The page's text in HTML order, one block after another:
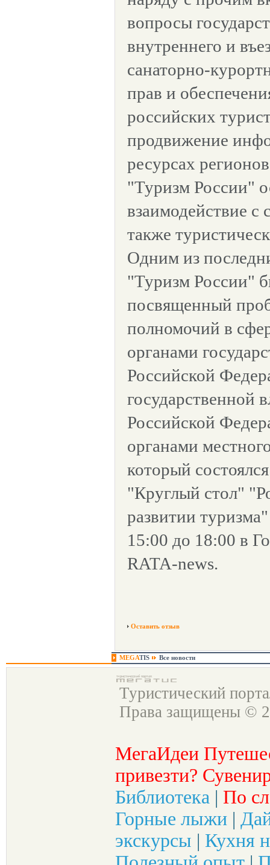
вопросы
внутреннего и
санаторно-
прав и
российских
продвижение
ресурсах
"Туризм России"
взаимодействие с
также
Одним из
"Туризм России"
посвященный
полномочий в
органами
Российской
государственной
Российской
органами
который
"Круглый стол"
развитии
15:00 до 18:00 в
RATA-news.
Оставить отзыв
MEGATIS Все новости
Туристический
Права защищены ©
МегаИдеи
привезти?
Библиотека | По
Горные лыжи |
экскурсы | Кухня